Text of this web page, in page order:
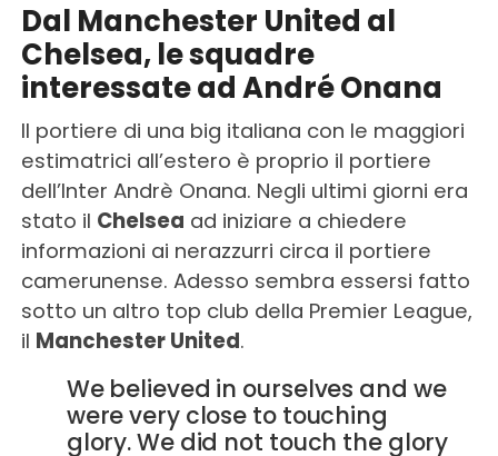
Dal Manchester United al
Chelsea, le squadre
interessate ad André Onana
Il portiere di una big italiana con le maggiori
estimatrici all’estero è proprio il portiere
dell’Inter Andrè Onana. Negli ultimi giorni era
stato il Chelsea ad iniziare a chiedere
informazioni ai nerazzurri circa il portiere
camerunense. Adesso sembra essersi fatto
sotto un altro top club della Premier League,
il Manchester United.
We believed in ourselves and we
were very close to touching
glory. We did not touch the glory